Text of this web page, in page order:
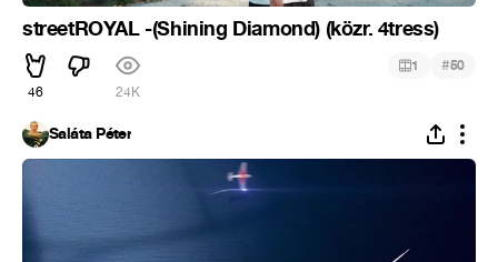
streetROYAL -(Shining Diamond) (közr. 4tress)
46 24K
1 #50
Saláta Péter